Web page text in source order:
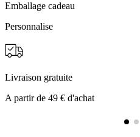
Emballage cadeau
Personnalise
Livraison gratuite
A partir de 49 € d'achat